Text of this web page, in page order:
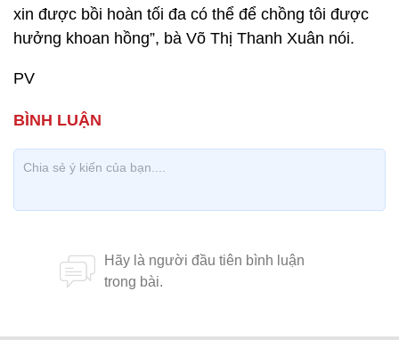
xin được bồi hoàn tối đa có thể để chồng tôi được
hưởng khoan hồng”, bà Võ Thị Thanh Xuân nói.
PV